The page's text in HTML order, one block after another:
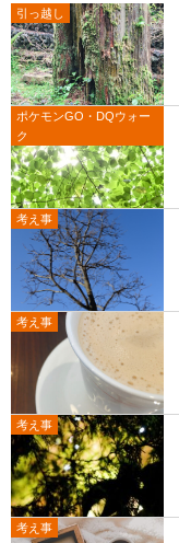
引っ越し
ポケモンGO・DQウォー
ク
考え事
考え事
考え事
考え事